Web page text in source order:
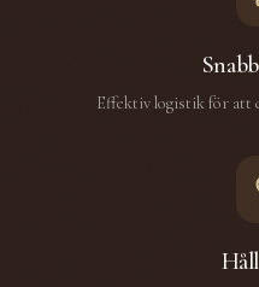
Effektiv logistik för att